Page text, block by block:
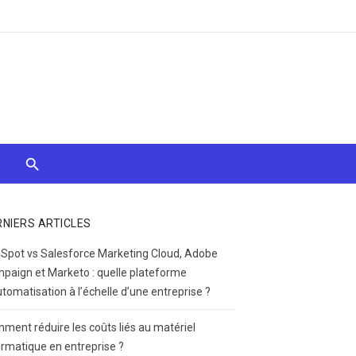
ARTICLES
vs Salesforce Marketing Cloud, Adobe
et Marketo : quelle plateforme
à l’échelle d’une entreprise ?
réduire les coûts liés au matériel
en entreprise ?